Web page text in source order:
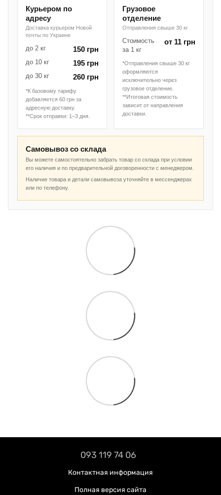
Курьером по
адресу
Доставка курьером Новой
почты по Украине
до 2 кг 150 грн
до 10 кг 195 грн
до 30 кг 260 грн
*К базовому тарифу
добавляется 60 грн за
адресную доставку.
**Срок отправки: 1–3 дня.
Грузовое
отделение
Отправления свыше 30 кг
Стоимость
за 1 кг
от 11 грн
*Отправления свыше 30 кг
оформляются
исключительно через
грузовое отделение.
**Итоговая стоимость
зависит от направления
доставки.
Самовывоз со склада
Вы можете самостоятельно забрать товар со склада при условии
его наличия и по предварительной договоренности с менеджером.
Наличие товара и детали самовывоза уточняйте в мессенджерах
или по телефону.
093 119 74 06
Контактная информация
Полная версия сайта